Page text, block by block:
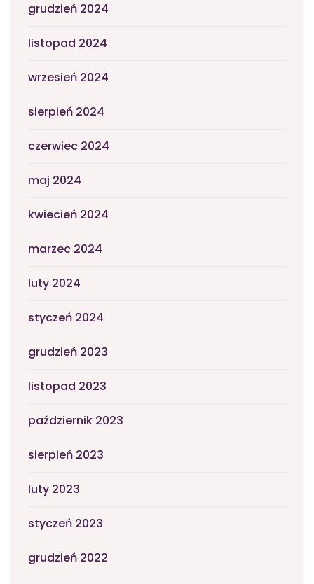
grudzień 2024
listopad 2024
wrzesień 2024
sierpień 2024
czerwiec 2024
maj 2024
kwiecień 2024
marzec 2024
luty 2024
styczeń 2024
grudzień 2023
listopad 2023
październik 2023
sierpień 2023
luty 2023
styczeń 2023
grudzień 2022